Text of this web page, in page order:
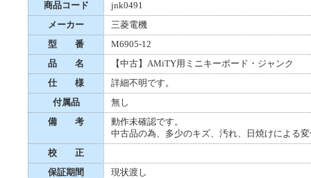
商品コード
jnk0491
メーカー
三菱電機
型 番
M6905-12
品 名
【中古】AMiTY用ミニキーボード・ジャンク
仕 様
詳細不明です。
付属品
無し
備 考
動作未確認です。
中古品の為、多少のキズ、汚れ、日焼けによる
校 正
保証期間
現状渡し